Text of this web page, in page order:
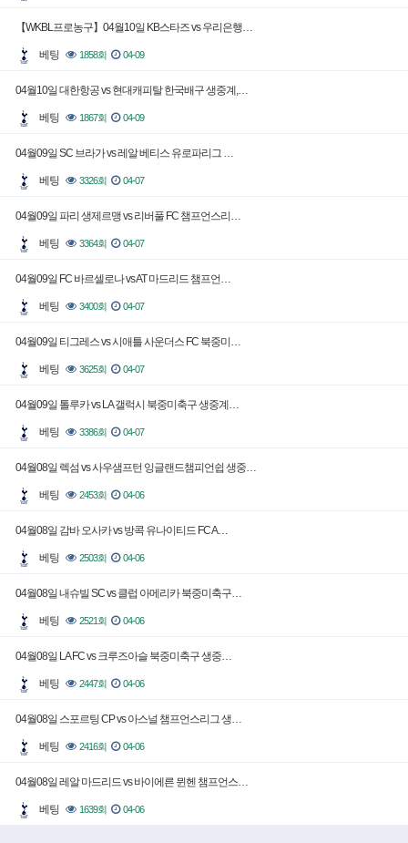
【WKBL프로농구】04월10일 KB스타즈 vs 우리은행…
베팅 1858회 04-09
04월10일 대한항공 vs 현대캐피탈 한국배구 생중계,…
베팅 1867회 04-09
04월09일 SC 브라가 vs 레알 베티스 유로파리그 …
베팅 3326회 04-07
04월09일 파리 생제르맹 vs 리버풀 FC 챔프언스리…
베팅 3364회 04-07
04월09일 FC 바르셀로나 vs AT 마드리드 챔프언…
베팅 3400회 04-07
04월09일 티그레스 vs 시애틀 사운더스 FC 북중미…
베팅 3625회 04-07
04월09일 톨루카 vs LA 갤럭시 북중미축구 생중계…
베팅 3386회 04-07
04월08일 렉섬 vs 사우샘프턴 잉글랜드챔피언쉽 생중…
베팅 2453회 04-06
04월08일 감바 오사카 vs 방콕 유나이티드 FC A…
베팅 2503회 04-06
04월08일 내슈빌 SC vs 클럽 아메리카 북중미축구…
베팅 2521회 04-06
04월08일 LA FC vs 크루즈아슬 북중미축구 생중…
베팅 2447회 04-06
04월08일 스포르팅 CP vs 아스널 챔프언스리그 생…
베팅 2416회 04-06
04월08일 레알 마드리드 vs 바이에른 뮌헨 챔프언스…
베팅 1639회 04-06